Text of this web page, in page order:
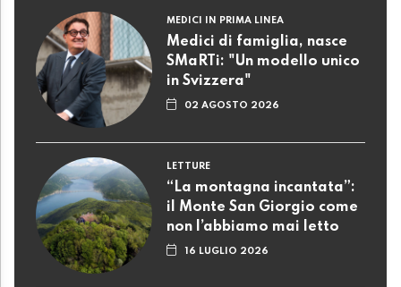
MEDICI IN PRIMA LINEA
Medici di famiglia, nasce
SMaRTi: "Un modello unico
in Svizzera"
02 AGOSTO 2026
LETTURE
“La montagna incantata”:
il Monte San Giorgio come
non l’abbiamo mai letto
16 LUGLIO 2026